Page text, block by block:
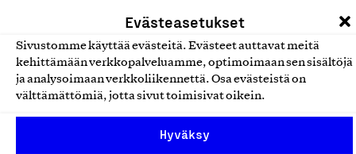
Evästeasetukset
Sivustomme käyttää evästeitä. Evästeet auttavat meitä
kehittämään verkkopalveluamme, optimoimaan sen sisältöjä
ja analysoimaan verkkoliikennettä. Osa evästeistä on
välttämättömiä, jotta sivut toimisivat oikein.
Hyväksy
Easy Systems Suomessa
valmistetut kuljettimet
Easy Systems Oy, Tuote
Muut rakennus- ja teollisuustuotteet